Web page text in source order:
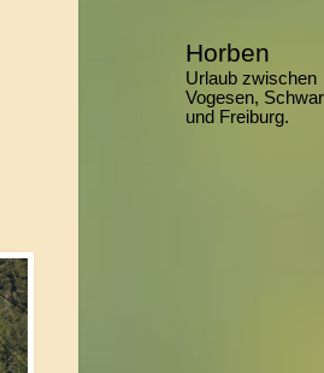
Horben
Urlaub zwischen
Vogesen,
und Freiburg.